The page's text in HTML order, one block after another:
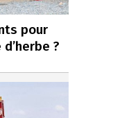
pour
?